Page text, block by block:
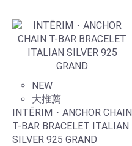
NEW
大推薦
INTĒRIM・ANCHOR CHAIN
T-BAR BRACELET ITALIAN
SILVER 925 GRAND